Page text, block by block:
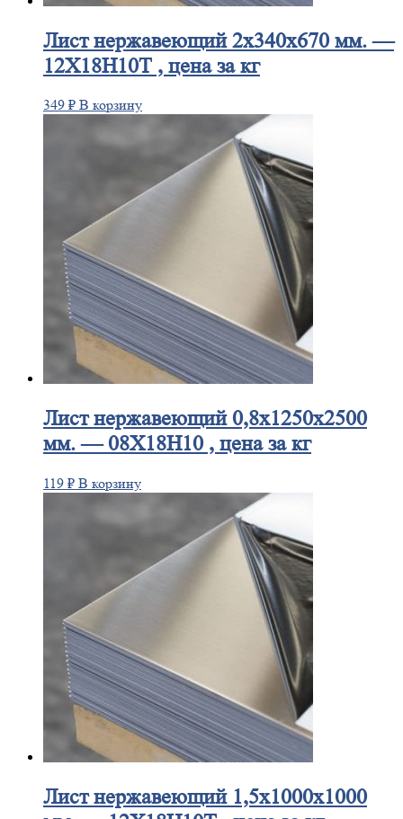
Листнержавеющий 2x340x670 мм. —
12Х18Н10Т , цена за кг
349 ₽ В корзину
Листнержавеющий 0,8x1250x2500
мм. — 08Х18Н10 , цена за кг
119 ₽ В корзину
Листнержавеющий 1,5x1000x1000